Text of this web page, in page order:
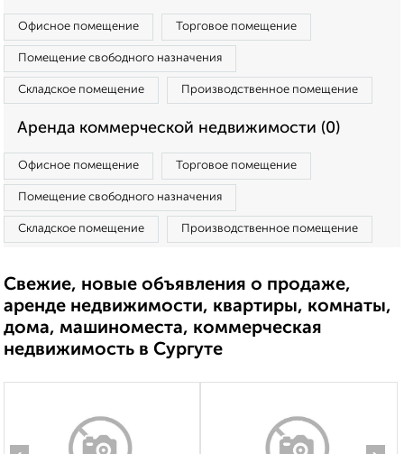
Офисное помещение Торговое помещение
Помещение свободного назначения
Складское помещение Производственное помещение
Аренда коммерческой недвижимости (0)
Офисное помещение Торговое помещение
Помещение свободного назначения
Складское помещение Производственное помещение
Свежие, новые объявления о продаже,
аренде недвижимости, квартиры, комнаты,
дома, машиноместа, коммерческая
недвижимость в Сургуте